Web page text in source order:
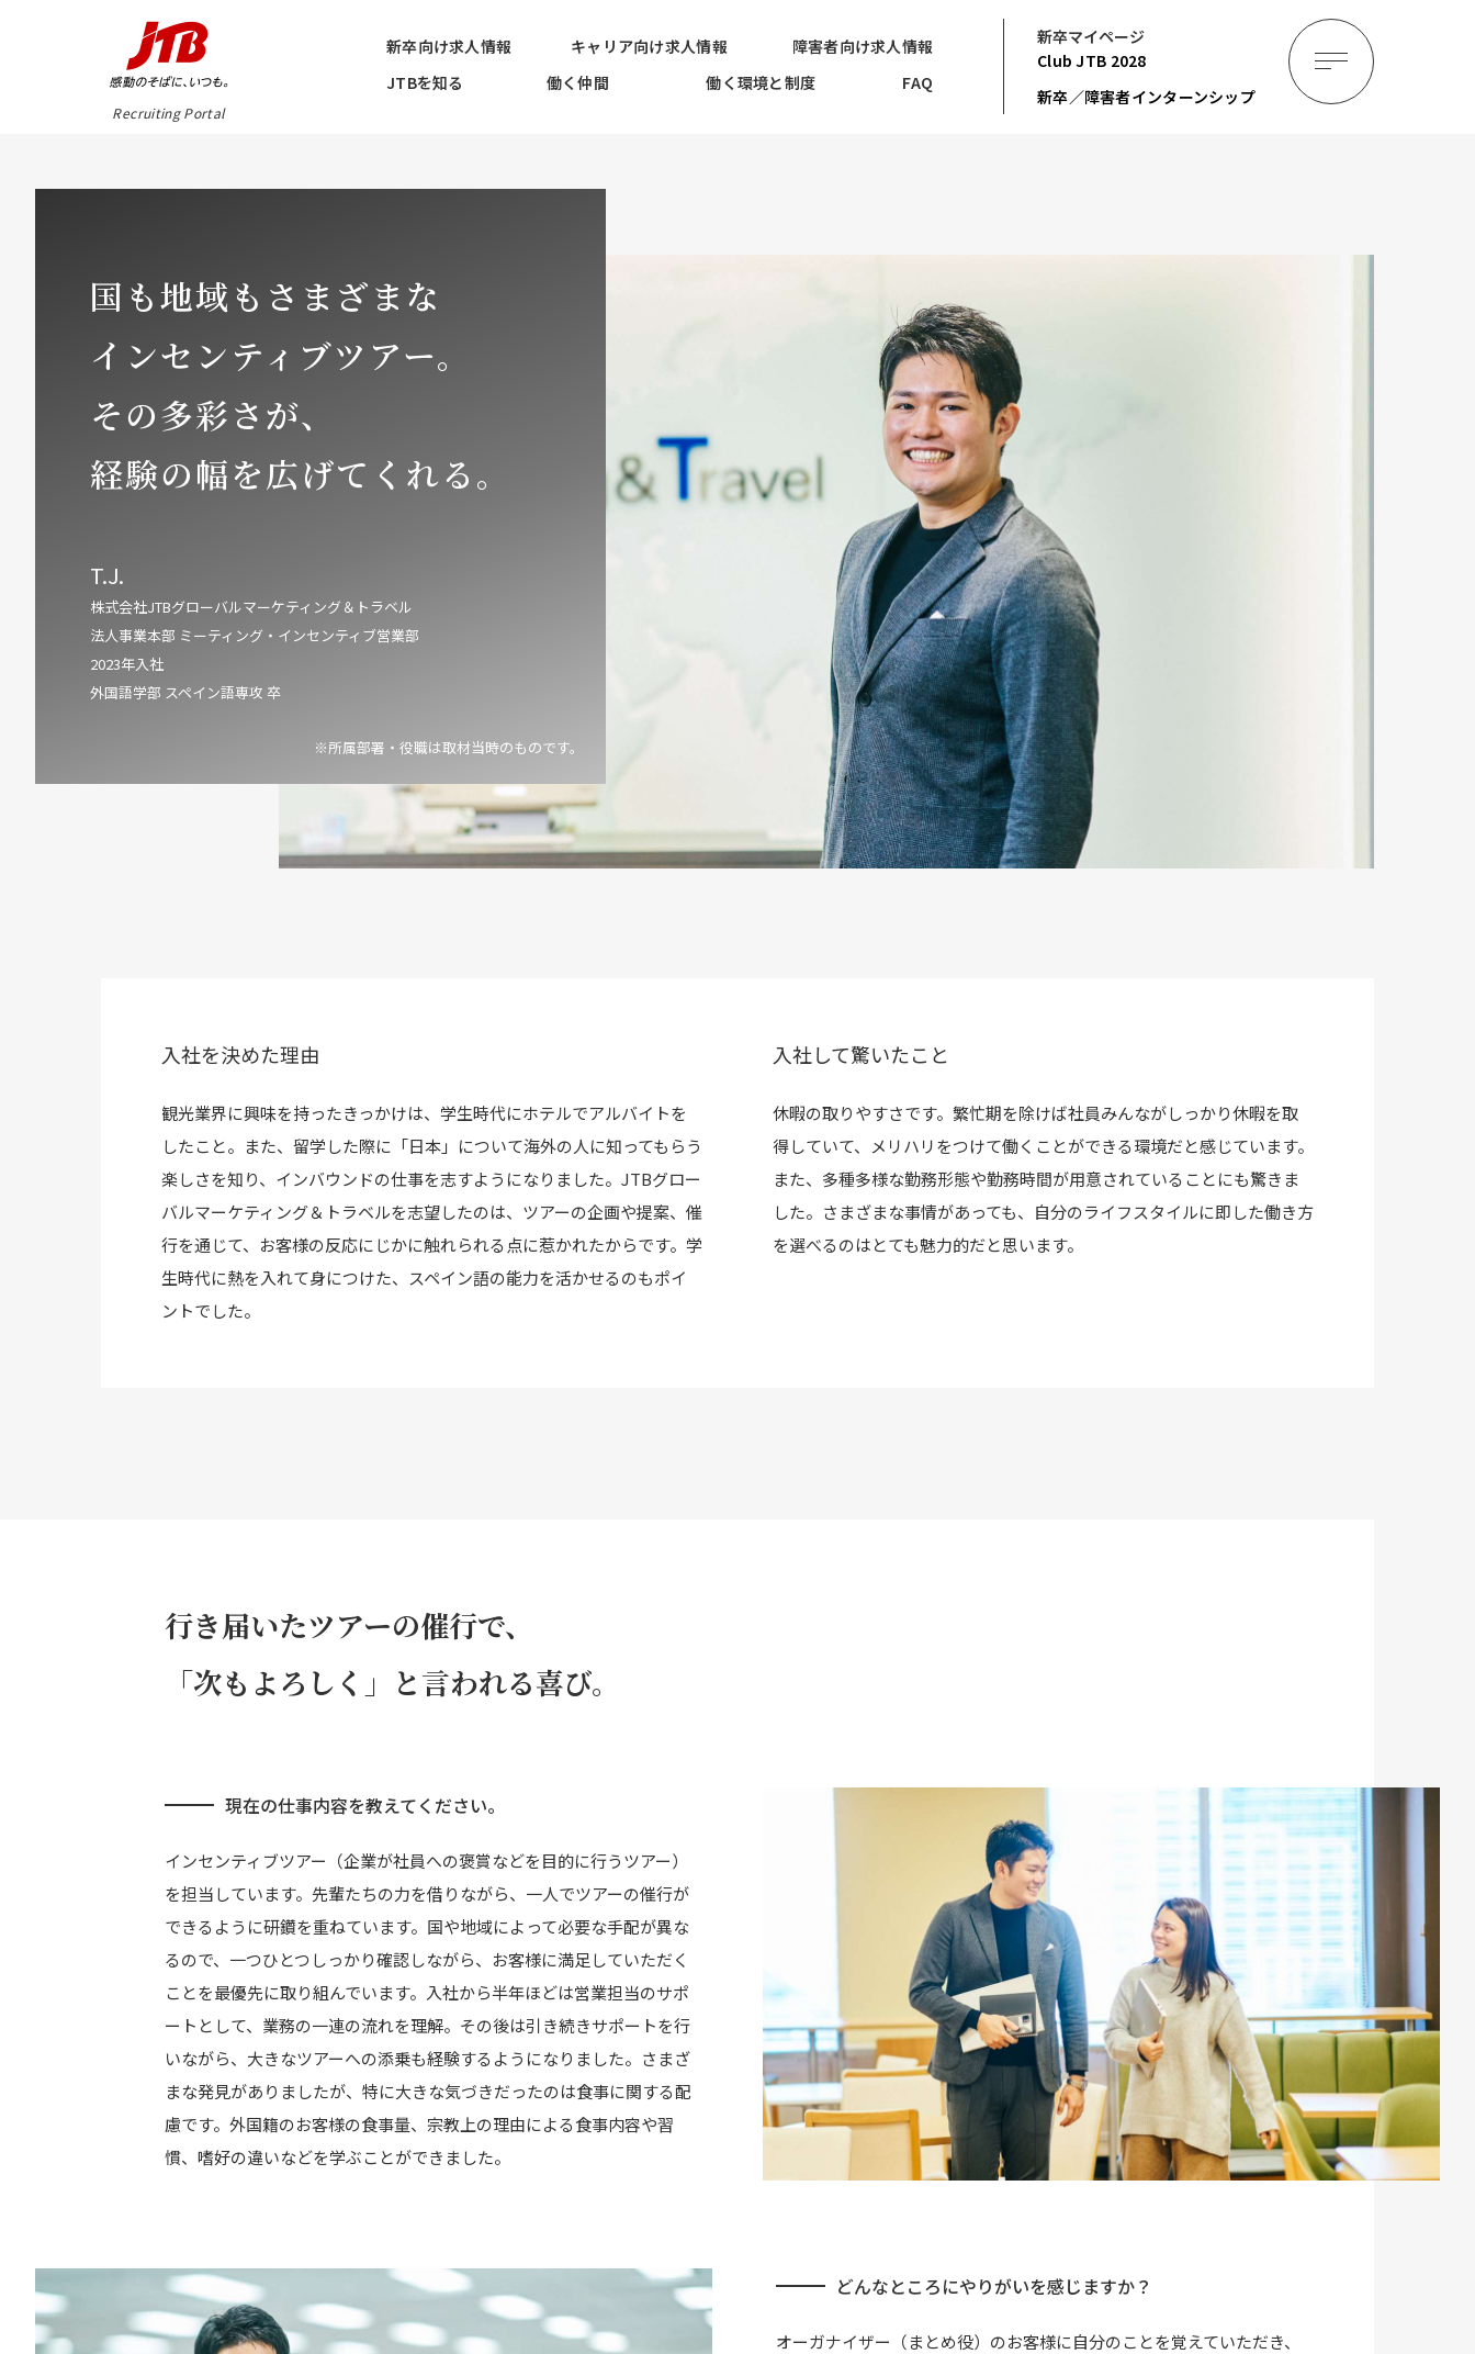
Recruiting Portal
新卒向け求人情報 キャリア向け求人情報
障害者向け求人情報
JTBを知る
働く仲間 働く環境と制度 FAQ
新卒マイページ
Club JTB 2028
新卒／障害者インターンシップ
国も地域もさまざまな
インセンティブツアー。
その多彩さが、
経験の幅を広げてくれる。
T.J.
株式会社JTBグローバルマーケティング＆トラベル
法人事業本部 ミーティング・インセンティブ営業部
2023年入社
外国語学部 スペイン語専攻 卒
※所属部署・役職は取材当時のものです。
入社を決めた理由
観光業界に興味を持ったきっかけは、学生時代にホテルでアルバイトを
したこと。また、留学した際に「日本」について海外の人に知ってもらう
楽しさを知り、インバウンドの仕事を志すようになりました。JTBグロー
バルマーケティング＆トラベルを志望したのは、ツアーの企画や提案、催
行を通じて、お客様の反応にじかに触れられる点に惹かれたからです。学
生時代に熱を入れて身につけた、スペイン語の能力を活かせるのもポイ
ントでした。
入社して驚いたこと
休暇の取りやすさです。繁忙期を除けば社員みんながしっかり休暇を取
得していて、メリハリをつけて働くことができる環境だと感じています。
また、多種多様な勤務形態や勤務時間が用意されていることにも驚きま
した。さまざまな事情があっても、自分のライフスタイルに即した働き方
を選べるのはとても魅力的だと思います。
行き届いたツアーの催行で、
「次もよろしく」と言われる喜び。
現在の仕事内容を教えてください。
インセンティブツアー（企業が社員への褒賞などを目的に行うツアー）
を担当しています。先輩たちの力を借りながら、一人でツアーの催行が
できるように研鑽を重ねています。国や地域によって必要な手配が異な
るので、一つひとつしっかり確認しながら、お客様に満足していただく
ことを最優先に取り組んでいます。入社から半年ほどは営業担当のサポ
ートとして、業務の一連の流れを理解。その後は引き続きサポートを行
いながら、大きなツアーへの添乗も経験するようになりました。さまざ
まな発見がありましたが、特に大きな気づきだったのは食事に関する配
慮です。外国籍のお客様の食事量、宗教上の理由による食事内容や習
慣、嗜好の違いなどを学ぶことができました。
どんなところにやりがいを感じますか？
オーガナイザー（まとめ役）のお客様に自分のことを覚えていただき、